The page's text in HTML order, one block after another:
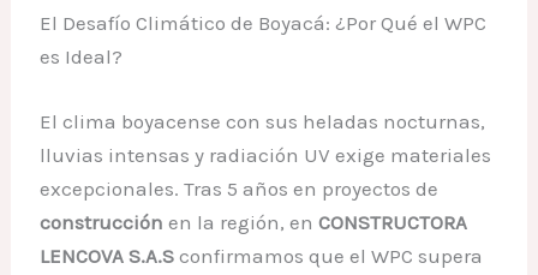
El Desafío Climático de Boyacá: ¿Por Qué el WPC
es Ideal?
El clima boyacense con sus heladas nocturnas,
lluvias intensas y radiación UV exige materiales
excepcionales. Tras 5 años en proyectos de
construcción en la región, enCONSTRUCTORA
LENCOVA S.A.S confirmamos que el WPC supera